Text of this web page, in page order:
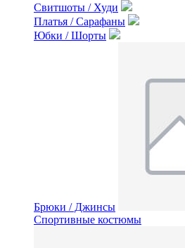
Свитшоты / Худи
Платья / Сарафаны
Юбки / Шорты
Брюки / Джинсы
Спортивные костюмы